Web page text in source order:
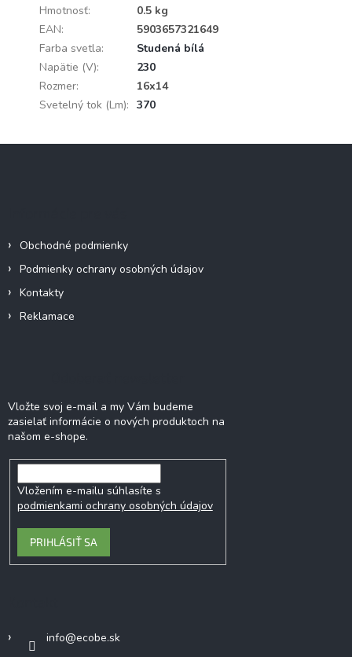
Hmotnosť:
0.5 kg
EAN:
5903657321649
Farba svetla:
Studená bílá
Napätie (V):
230
Rozmer:
16x14
Svetelný tok (Lm): 370
Obchodné podmienky
Podmienky ochrany osobných údajov
Kontakty
Reklamace
Vložte svoj e-mail a my Vám budeme
zasielať informácie o nových produktoch na
našom e-shope.
Vložením e-mailu súhlasíte s
podmienkami ochrany osobných údajov
PRIHLÁSIŤ SA
info@ecobe.sk